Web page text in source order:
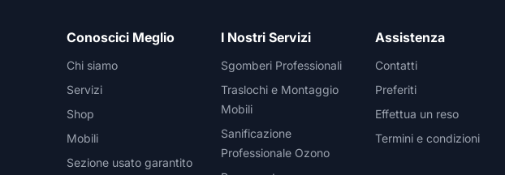
Conoscici Meglio
Chi siamo
Servizi
Shop
Mobili
Sezione usato garantito
I Nostri Servizi
Sgomberi Professionali
Traslochi e Montaggio
Mobili
Sanificazione
Professionale Ozono
Assistenza
Contatti
Preferiti
Effettua un reso
Termini e condizioni